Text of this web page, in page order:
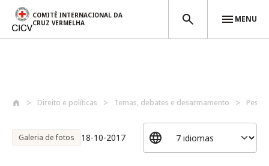
COMITÊ INTERNACIONAL DA
CRUZ VERMELHA
MENU
Direito e políticas Temas, debates e desarmamento
Galeria de fotos 18-10-2017